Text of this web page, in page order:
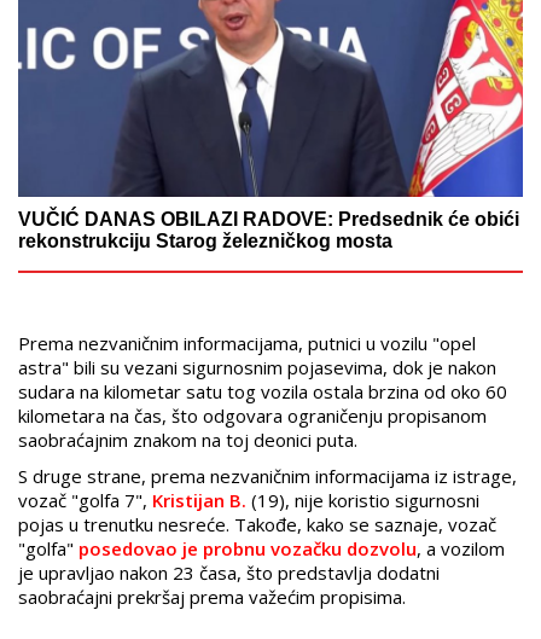
VUČIĆ DANAS OBILAZI RADOVE: Predsednik će obići
rekonstrukciju Starog železničkog mosta
Prema nezvaničnim informacijama, putnici u vozilu "opel
astra" bili su vezani sigurnosnim pojasevima, dok je nakon
sudara na kilometar satu tog vozila ostala brzina od oko 60
kilometara na čas, što odgovara ograničenju propisanom
saobraćajnim znakom na toj deonici puta.
S druge strane, prema nezvaničnim informacijama iz istrage,
vozač "golfa 7", Kristijan B. (19), nije koristio sigurnosni
pojas u trenutku nesreće. Takođe, kako se saznaje, vozač
"golfa" posedovao je probnu vozačku dozvolu, a vozilom
je upravljao nakon 23 časa, što predstavlja dodatni
saobraćajni prekršaj prema važećim propisima.